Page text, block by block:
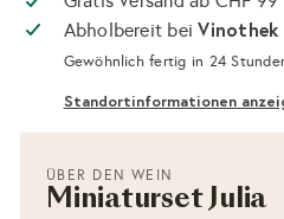
Abholbereit beiVinothek
Gewöhnlich fertig in 24
Standortinformationen
ÜBER DEN WEIN
Miniaturset Julia